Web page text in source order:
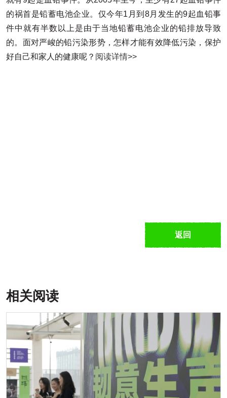
的祸首是铅蓄电池企业。仅今年1月到8月发生的9起血铅事
件中就有半数以上是由于当地铅蓄电池企业的铅排放导致
的。面对严峻的铅污染形势，怎样才能有效降低污染，保护
好自己和家人的健康呢？ 阅读详情>>
返回
相关阅读